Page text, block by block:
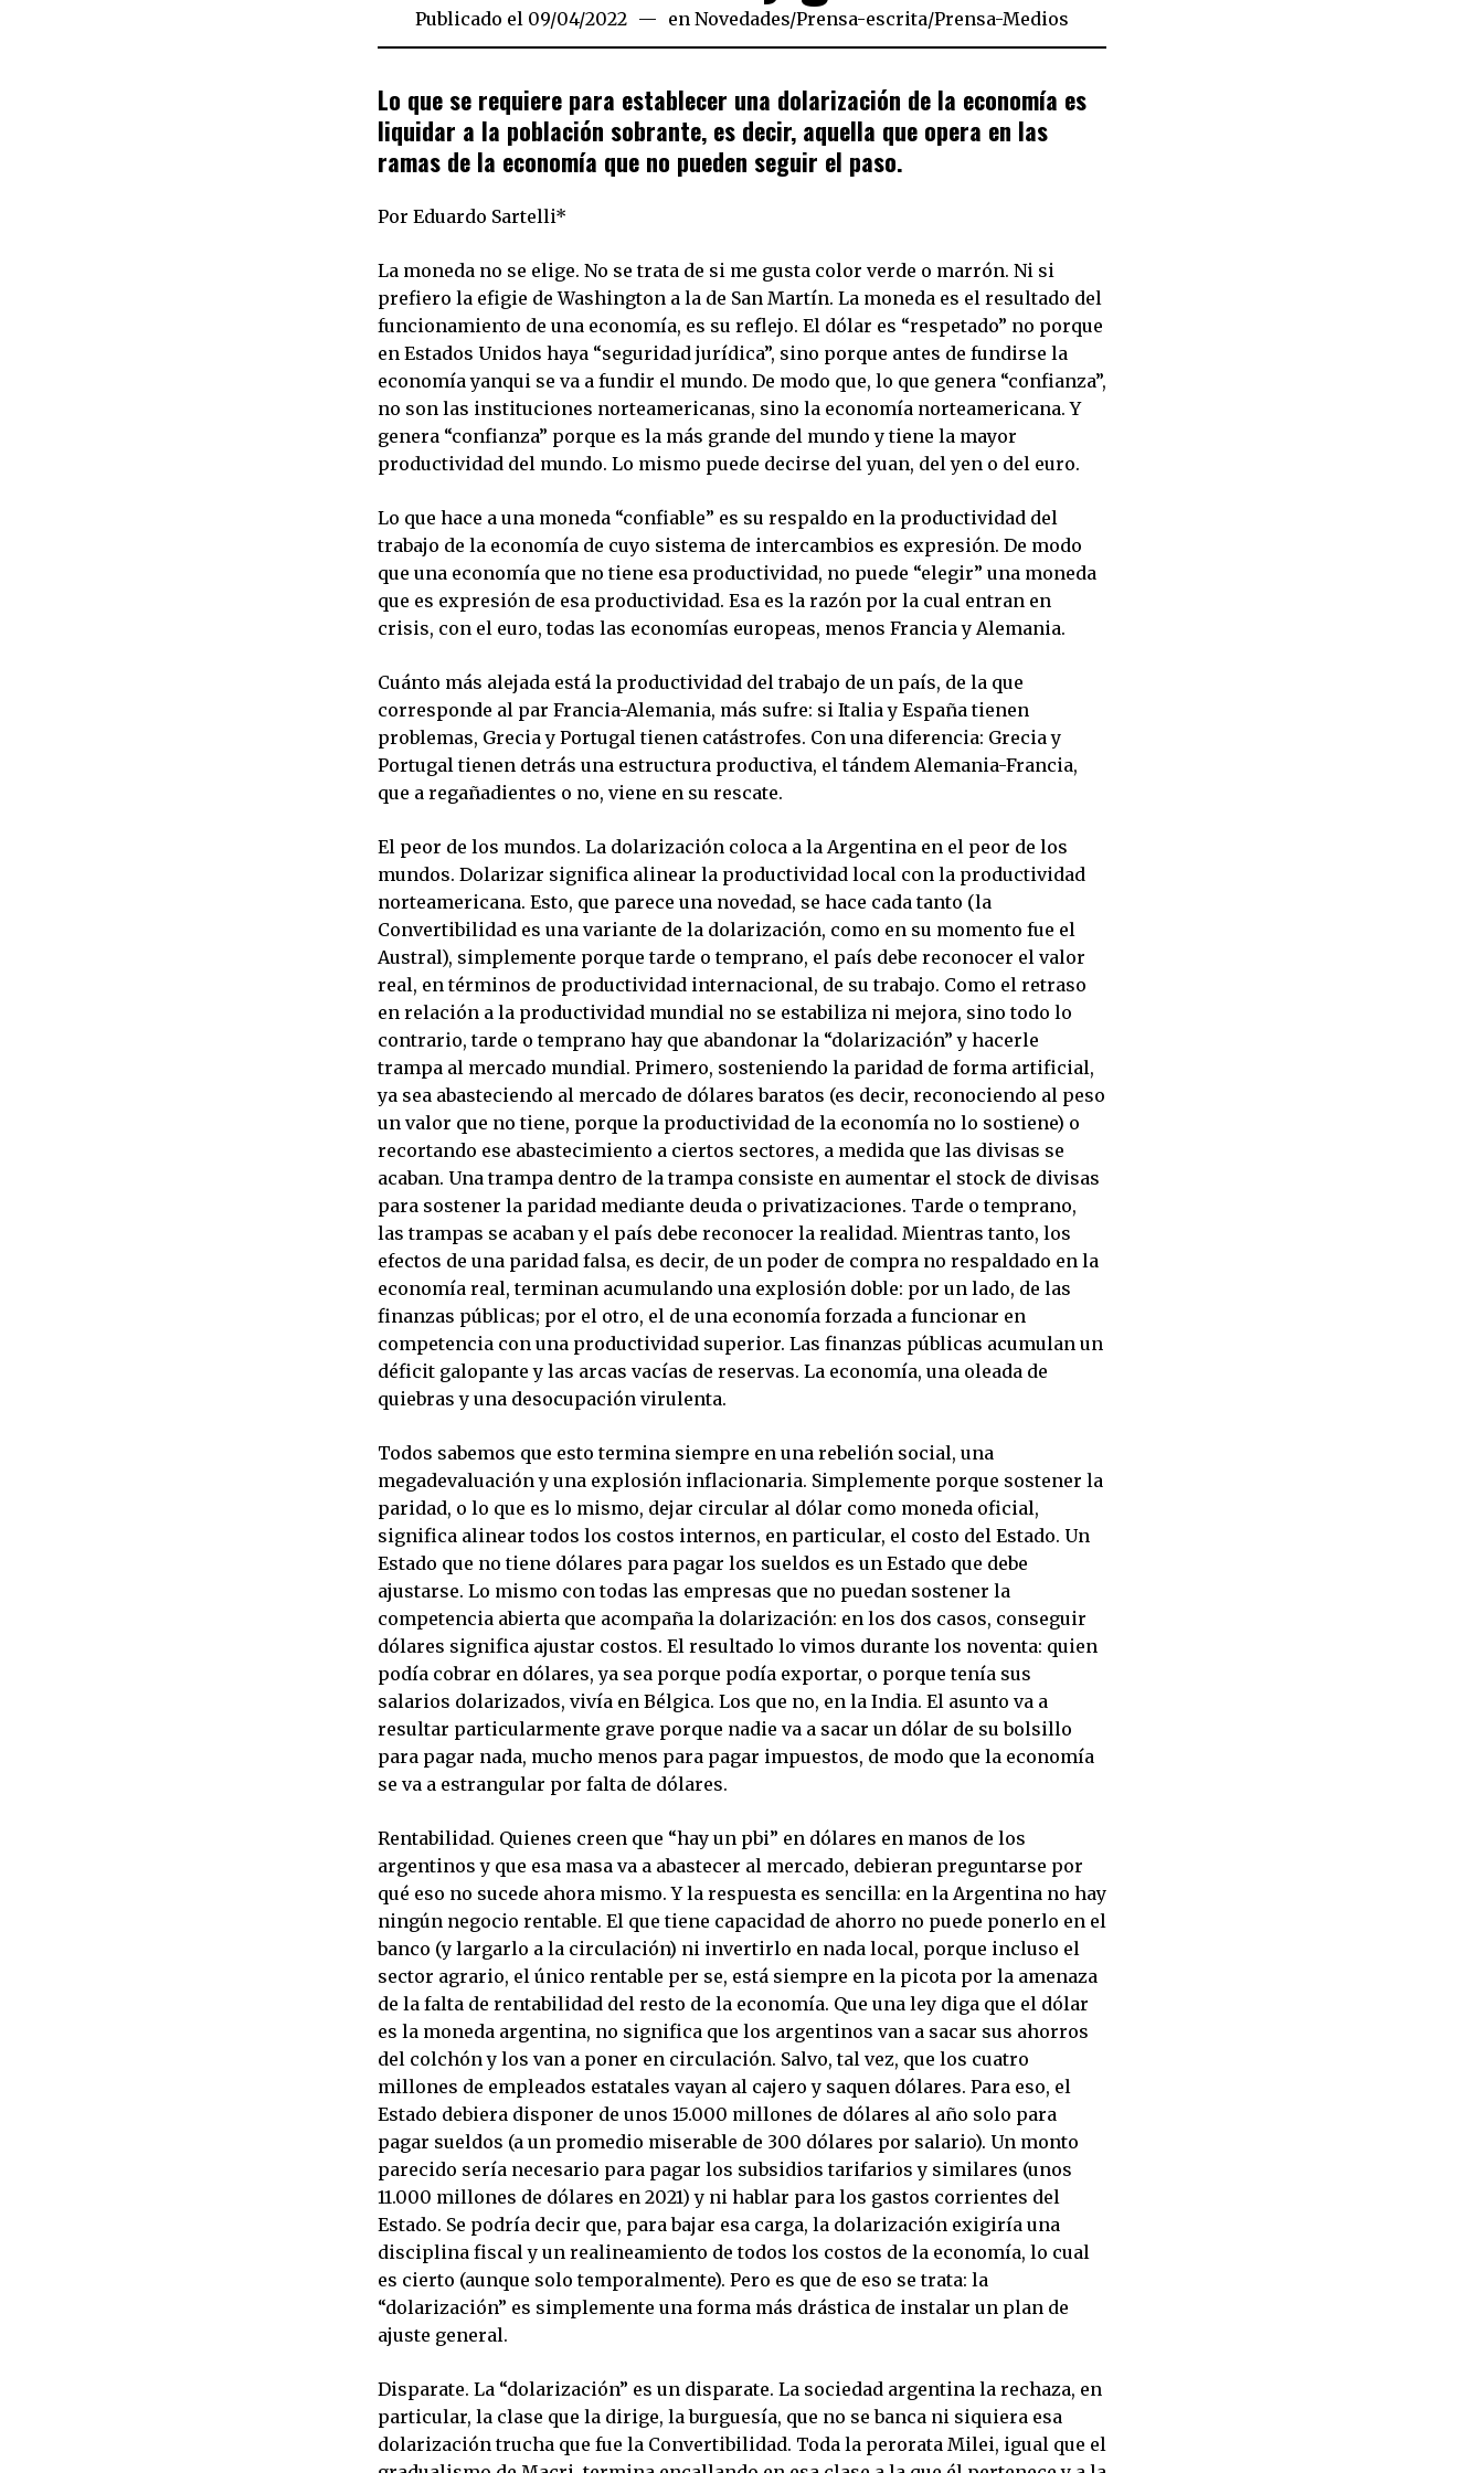
Publicado el 09/04/2022 09/04/2022
en Novedades/Prensa-escrita/Prensa-Medios
Lo que se requiere para establecer una dolarización de la economía es
liquidar a la población sobrante, es decir, aquella que opera en las
ramas de la economía que no pueden seguir el paso.
Por Eduardo Sartelli*
La moneda no se elige. No se trata de si me gusta color verde o marrón. Ni si
prefiero la efigie de Washington a la de San Martín. La moneda es el resultado del
funcionamiento de una economía, es su reflejo. El dólar es “respetado” no porque
en Estados Unidos haya “seguridad jurídica”, sino porque antes de fundirse la
economía yanqui se va a fundir el mundo. De modo que, lo que genera “confianza”,
no son las instituciones norteamericanas, sino la economía norteamericana. Y
genera “confianza” porque es la más grande del mundo y tiene la mayor
productividad del mundo. Lo mismo puede decirse del yuan, del yen o del euro.
Lo que hace a una moneda “confiable” es su respaldo en la productividad del
trabajo de la economía de cuyo sistema de intercambios es expresión. De modo
que una economía que no tiene esa productividad, no puede “elegir” una moneda
que es expresión de esa productividad. Esa es la razón por la cual entran en
crisis, con el euro, todas las economías europeas, menos Francia y Alemania.
Cuánto más alejada está la productividad del trabajo de un país, de la que
corresponde al par Francia-Alemania, más sufre: si Italia y España tienen
problemas, Grecia y Portugal tienen catástrofes. Con una diferencia: Grecia y
Portugal tienen detrás una estructura productiva, el tándem Alemania-Francia,
que a regañadientes o no, viene en su rescate.
El peor de los mundos. La dolarización coloca a la Argentina en el peor de los
mundos. Dolarizar significa alinear la productividad local con la productividad
norteamericana. Esto, que parece una novedad, se hace cada tanto (la
Convertibilidad es una variante de la dolarización, como en su momento fue el
Austral), simplemente porque tarde o temprano, el país debe reconocer el valor
real, en términos de productividad internacional, de su trabajo. Como el retraso
en relación a la productividad mundial no se estabiliza ni mejora, sino todo lo
contrario, tarde o temprano hay que abandonar la “dolarización” y hacerle
trampa al mercado mundial. Primero, sosteniendo la paridad de forma artificial,
ya sea abasteciendo al mercado de dólares baratos (es decir, reconociendo al peso
un valor que no tiene, porque la productividad de la economía no lo sostiene) o
recortando ese abastecimiento a ciertos sectores, a medida que las divisas se
acaban. Una trampa dentro de la trampa consiste en aumentar el stock de divisas
para sostener la paridad mediante deuda o privatizaciones. Tarde o temprano,
las trampas se acaban y el país debe reconocer la realidad. Mientras tanto, los
efectos de una paridad falsa, es decir, de un poder de compra no respaldado en la
economía real, terminan acumulando una explosión doble: por un lado, de las
finanzas públicas; por el otro, el de una economía forzada a funcionar en
competencia con una productividad superior. Las finanzas públicas acumulan un
déficit galopante y las arcas vacías de reservas. La economía, una oleada de
quiebras y una desocupación virulenta.
Todos sabemos que esto termina siempre en una rebelión social, una
megadevaluación y una explosión inflacionaria. Simplemente porque sostener la
paridad, o lo que es lo mismo, dejar circular al dólar como moneda oficial,
significa alinear todos los costos internos, en particular, el costo del Estado. Un
Estado que no tiene dólares para pagar los sueldos es un Estado que debe
ajustarse. Lo mismo con todas las empresas que no puedan sostener la
competencia abierta que acompaña la dolarización: en los dos casos, conseguir
dólares significa ajustar costos. El resultado lo vimos durante los noventa: quien
podía cobrar en dólares, ya sea porque podía exportar, o porque tenía sus
salarios dolarizados, vivía en Bélgica. Los que no, en la India. El asunto va a
resultar particularmente grave porque nadie va a sacar un dólar de su bolsillo
para pagar nada, mucho menos para pagar impuestos, de modo que la economía
se va a estrangular por falta de dólares.
Rentabilidad. Quienes creen que “hay un pbi” en dólares en manos de los
argentinos y que esa masa va a abastecer al mercado, debieran preguntarse por
qué eso no sucede ahora mismo. Y la respuesta es sencilla: en la Argentina no hay
ningún negocio rentable. El que tiene capacidad de ahorro no puede ponerlo en el
banco (y largarlo a la circulación) ni invertirlo en nada local, porque incluso el
sector agrario, el único rentable per se, está siempre en la picota por la amenaza
de la falta de rentabilidad del resto de la economía. Que una ley diga que el dólar
es la moneda argentina, no significa que los argentinos van a sacar sus ahorros
del colchón y los van a poner en circulación. Salvo, tal vez, que los cuatro
millones de empleados estatales vayan al cajero y saquen dólares. Para eso, el
Estado debiera disponer de unos 15.000 millones de dólares al año solo para
pagar sueldos (a un promedio miserable de 300 dólares por salario). Un monto
parecido sería necesario para pagar los subsidios tarifarios y similares (unos
11.000 millones de dólares en 2021) y ni hablar para los gastos corrientes del
Estado. Se podría decir que, para bajar esa carga, la dolarización exigiría una
disciplina fiscal y un realineamiento de todos los costos de la economía, lo cual
es cierto (aunque solo temporalmente). Pero es que de eso se trata: la
“dolarización” es simplemente una forma más drástica de instalar un plan de
ajuste general.
Disparate. La “dolarización” es un disparate. La sociedad argentina la rechaza, en
particular, la clase que la dirige, la burguesía, que no se banca ni siquiera esa
dolarización trucha que fue la Convertibilidad. Toda la perorata Milei, igual que el